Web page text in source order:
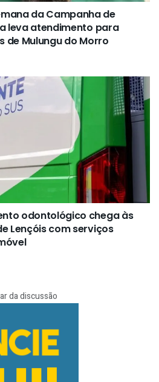
da Campanha de
leva atendimento para
de Mulungu do Morro
odontológico chega às
Lençóis com serviços
da discussão